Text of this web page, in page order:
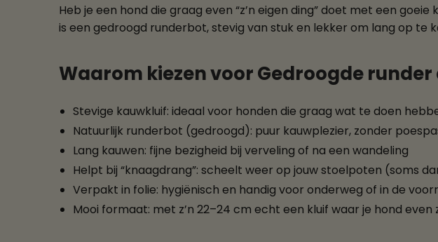
Heb je een hond die graag even “z’n eigen ding” doet met een
is een gedroogd runderbot, stevig van stuk en lekker om lang op te
Waarom kiezen voor Gedroogde
Stevige kauwkluif: ideaal voor honden die graag wat te doen
Natuurlijk runderbot (gedroogd): puur kauwplezier, zonder
Lang kauwen: fijne bezigheid bij verveling of na een wandeling
Helpt bij “knaagdrang”: scheelt weer op jouw stoelpoten (soms
Verpakt in folie: hygiënisch en handig voor onderweg of in de
Mooi formaat: met z’n 22–24 cm echt een kluif waar je hond even